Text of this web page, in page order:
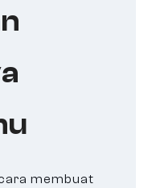
membuat